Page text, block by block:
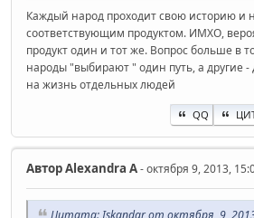
Каждый народ проходит свою историю и
соответствующим продуктом. ИМХО,
продукт один и тот же. Вопрос больше в
народы "выбирают " один путь, а другие -
на жизнь отдельных людей
QQ
АвторAlexandra A- октября 9, 2013,
Цитата: Iskandar от октября 9,